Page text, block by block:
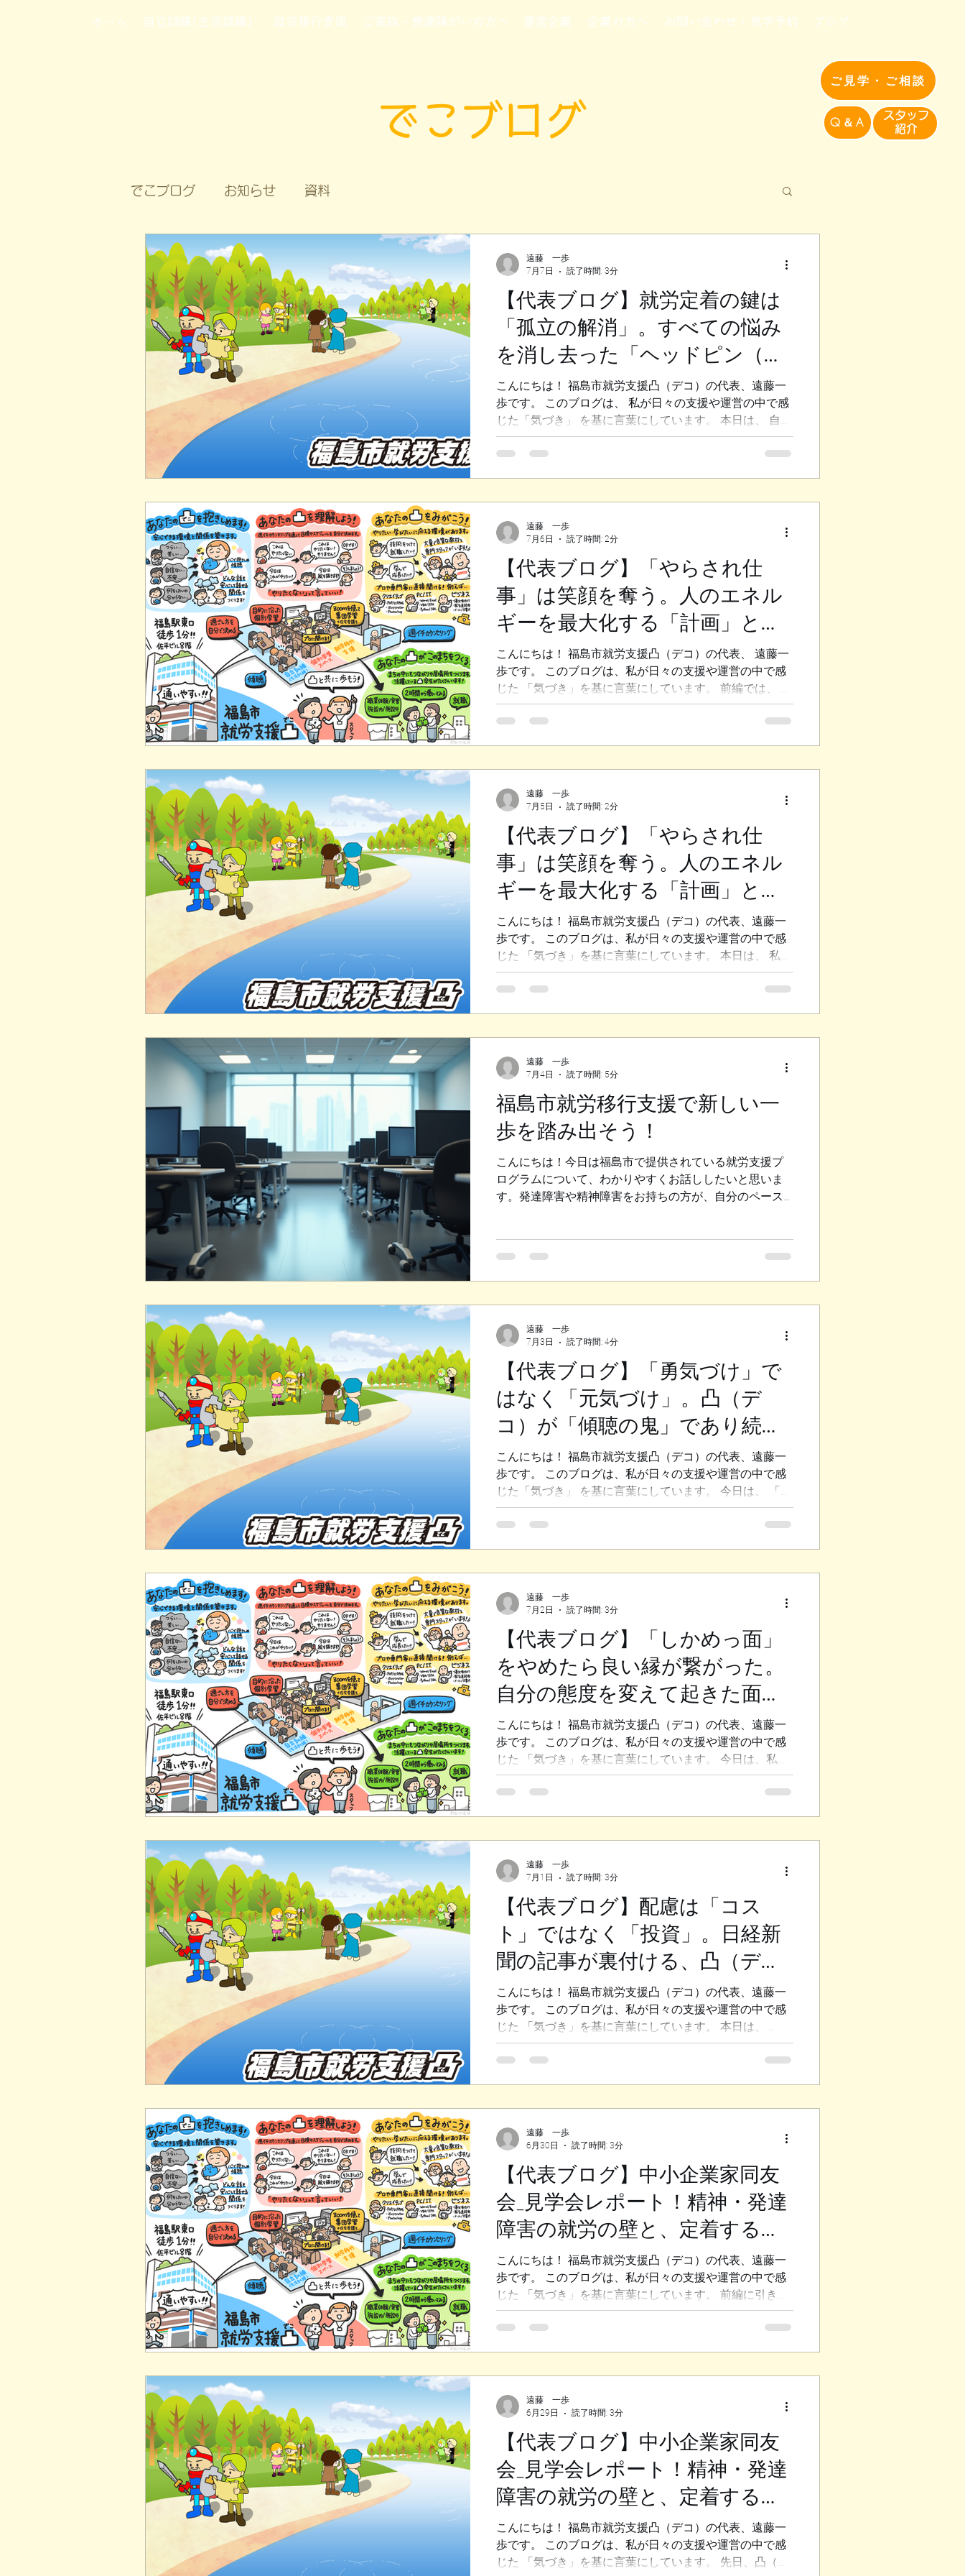
ご見学・ご相談
Q＆A
​スタッフ
紹介​
ホーム 自立訓練(生活訓練) 就労移行支援 ご家族・発達障がいの方へ 運営企業 企業の方へ お問い合わせ・見学予約 ブログ
でこブログ
でこブログ お知らせ 資料
【代表ブログ】就労定着の鍵は
「孤立の解消」。すべての悩み
を消し去った「ヘッドピン（本
質）」とは？
こんにちは！ 福島市就労支援凸（デコ）の代表、遠藤一
歩です。 このブログは、 私が日々の支援や運営の中で感
じた「気づき」 を基に言葉にしています。 本日は、 自立
訓練（生活訓練）と 就労移行支援を合わせて約4年間利用
し、 無事に就職されて現在 「就労定着支援」に入ってい
ベートの課題を抱えていた日々 その方は発達障害と適応
障害があり、 心身の体調が日々ジェットコースターのよ
うに変化する繊細な方でした。 人間関係の構築が好きで
上手な一面がある一方で、 調子を崩すとコミュニケーシ
ョンがうまくいかなくなり、 それに伴ってご家族やプラ
イベートでも様々な問題が起きていました。 ご家族も非
常に熱心で、 我々も本人とお母様を交えて定期的に面談
を重ねながら、 約4年間一緒に伴走してきました。 そし
て期間満了が近づいた頃、 「超短時間雇用」にご興味を
持ってくださった 一般企業の経営者様とマッチングし、
働き始めることになったのです。 ◆素晴らしい組織がも
たらした「
遠藤 一歩
7月7日
読了時間: 3分
【代表ブログ】「やらされ仕
事」は笑顔を奪う。人のエネル
ギーを最大化する「計画」と
「自己決定」（後編）
こんにちは！ 福島市就労支援凸（デコ）の代表、 遠藤一
歩です。 このブログは、私が日々の支援や運営の中で感
じた 「気づき」を基に言葉にしています。 前編では、 段
取りの悪いイベントで「やらされ仕事」をする スタッフ
の暗い表情についてお話ししました。 後編では、その対
織は「楽しそう」 私は別のボランティア団体にも参加し
ているのですが、 そこは先ほどのイベントとは全く空気
が違います。 その団体では 「いいイベントを作りたい」
という 目的が明確に共有されており、 小さなことでもよ
く話し合います。 もちろん役割や制約はあるのですが、
一人ひとりが自分のやるべきことを見出し、 適度な緊張
感を持ちながらも、 みんな本当に楽しそうに動いている
のです。 お金をもらわずに時間と労力を費やしていると
いう点では どちらも同じなのに、 なぜここまで雰囲気が
違うのでしょうか。 ◆「自分で決める」からエネルギー
が湧く その答えは、私自身の持論でもある 「人は、やり
たいこ
遠藤 一歩
7月6日
読了時間: 2分
【代表ブログ】「やらされ仕
事」は笑顔を奪う。人のエネル
ギーを最大化する「計画」と
「自己決定」（前編）
こんにちは！ 福島市就労支援凸（デコ）の代表、遠藤一
歩です。 このブログは、私が日々の支援や運営の中で感
じた 「気づき」を基に言葉にしています。 本日は、 私が
先日あるイベントにお手伝い（ブース出展） として参加
した際に経験した、 組織やチームのあり方について 深く
常に重要なテーマです。 ◆ゴールが見えないと、人は混
乱する そのイベントは、 残念ながら事前の段取りや計画
があまり機能しておらず、 関係者全体に情報が共有され
ていない状態でした。 会場のセッティング一つをとって
も、 完成形のイメージがなく、 誰が何をすればいいのか
分からないため、 参加したボランティアスタッフの方々
も待たされたり、 右往左往したりしていました。 原状復
帰（片付け）のルールも確認されないまま準備が進んで
いくなど、 現場はかなり混乱していました。 見かねた周
囲の人が情報をまとめ、 なんとか形にしていったという
遠藤 一歩
7月5日
読了時間: 2分
福島市就労移行支援で新しい一
歩を踏み出そう！
こんにちは！今日は福島市で提供されている就労支援プ
ログラムについて、わかりやすくお話ししたいと思いま
す。発達障害や精神障害をお持ちの方が、自分のペース
んあります。どんな内容なのか、どんな風に利用できる
労移行支援は、障害のある方が一般企業で働くための準
備をするためのプログラムです。ここでは、仕事に必要
なスキルを身につけるだけでなく、生活面のサポートも
受けられます。 例えば、パソコンの基本操作やコミュニ
ケーションの練習、体調管理の方法など、実践的な内容
が多いんです。しかも、スタッフの方が親身になって相
談に乗ってくれるので、安心して通えますよ。 個別のカ
リキュラム作成：一人ひとりのペースや目標に合わせて
プログラムを組みます。 職場体験や実習の機会：実際
遠藤 一歩
7月4日
読了時間: 5分
【代表ブログ】「勇気づけ」で
はなく「元気づけ」。凸（デ
コ）が「傾聴の鬼」であり続け
る理由
こんにちは！ 福島市就労支援凸（デコ）の代表、遠藤一
歩です。 このブログは、私が日々の支援や運営の中で感
じた「気づき」 を基に言葉にしています。 今日は、 「福
島市就労支援凸（デコ）って、 結局何をやっているとこ
ろなの？」という 根源的な問いに対して、 私なりの答え
なのは、「勇気づけ」ではないということです。 ◆人は
本来「やりたいことをやりたい」動物 なぜ「勇気づけ」
ではないのか。 それは、「勇気を出してやりなさいよ」
と促すことの裏には、 相手をこちらの意図する方向へ誘
導し、 コントロールしようとする力が働いてしまうから
です。 人間は本来、 「自分のやりたいことをやりたい」
生き物です。 私自身、 過去に大きな企業組織に20年勤め
ていましたが、 管理職になるにつれて枠組みに縛られ、
「人に言われたことをやらされる」息苦しさ を強く感じ
ていました。 だからこそ、 誰かにコントロールされるの
ではなく、 本人が本当にやりたいことを増幅させ、...
遠藤 一歩
7月3日
読了時間: 4分
【代表ブログ】「しかめっ面」
をやめたら良い縁が繋がった。
自分の態度を変えて起きた面白
い変化
こんにちは！ 福島市就労支援凸（デコ）の代表、遠藤一
歩です。 このブログは、私が日々の支援や運営の中で感
じた 「気づき」を基に言葉にしています。 今日は、私が
最近個人的に「意識して気をつけていること」と、 それ
によって起きた自分自身の面白い変化についてお話しし
合などに参加した時、 どのように過ごしていますか？ 人
が集まる場に行くと、 基本的には「自分には直接関係の
ない情報のやり取り」がされる時間 が少なからずありま
すよね。 お恥ずかしい話ですが、 以前の私はそうした時
間を「自分に得がないから無駄だな」 と感じてしまって
いました。 自分に関係のない話が続くと、自然と機嫌が
悪くなってしまい、 会議が終わればすぐに帰ろうとした
り、 きっと表情も険しく、 話しかけられてもトゲのある
態度をとってしまっていたと思います。 ◆「しかめっ
面」をやめ、明るく接するようにした しかし最近、私は
その態度を改めることにしました。 「せっかく人と人が
直接会う時間なのだか
遠藤 一歩
7月2日
読了時間: 3分
【代表ブログ】配慮は「コス
ト」ではなく「投資」。日経新
聞の記事が裏付ける、凸（デ
コ）が目指す障害者雇用の未来
こんにちは！ 福島市就労支援凸（デコ）の代表、遠藤一
歩です。 このブログは、私が日々の支援や運営の中で感
じた 「気づき」を基に言葉にしています。 本日は、
2026年6月23日付の日経新聞に掲載された 慶応義塾大学
名誉教授・中島隆信氏の記事を ご紹介しつつ、 私たち凸
発信してきた哲学がそのまま言語化されていることに深
く感動しました。 ◆法定雇用率という「数合わせ」の限
界 記事では、障害者雇用義務化から50年が経ち、 法定雇
用率が引き上げられる中で、 企業名公表を避けるための
「なり振り構わない数合わせ的な雇用」 に走る企業があ
ることに警鐘を鳴らしています。 精神・発達障害の方
は、 周囲の環境との不適合によって障害が顕在化しやす
いため、 一人ひとりの特性が全く異なります。 それなの
に、とにかく数字を達成しようと、 本人の特性に合わな
い環境へ一律に押し込んでしまえば、 当事者も現場も疲
弊してしまいます。 これは、 私が常々「目先の報酬のた
めの『押し
遠藤 一歩
7月1日
読了時間: 3分
【代表ブログ】中小企業家同友
会_見学会レポート！精神・発達
障害の就労の壁と、定着する職
場の秘密（後編）
こんにちは！ 福島市就労支援凸（デコ）の代表、遠藤一
歩です。 このブログは、私が日々の支援や運営の中で感
じた 「気づき」を基に言葉にしています。 前編に引き続
き、 先日開催した「中小企業家同友会_見学会」のレポー
トを お届けします。 今回は、新しい働き方と、就労定着
モデルとして、 説明会では「超短時間雇用」をご紹介し
ました。 これは、 東京大学の先端科学技術研究センター
（IDEAプロジェクト）が 提唱している働き方を参考にし
たものです。 「1日3時間」 「お皿洗いだけ」といったよ
うに、 職務と時間を徹底的に絞り込むことで、 当事者は
無理なく社会参加でき、 企業はピンポイントで人手不足
を解消できるという仕組みです。 凸（デコ）の仲介でこ
の働き方を導入した事例が、 先日福島民報様にも大きく
取り上げられ、 社会的な関心の高さを実感しています。
2. 定着する企業は「何回聞いても嫌な顔をしない」 説明
会には、 実際にうちの卒業生を雇用してくださって
遠藤 一歩
6月30日
読了時間: 3分
【代表ブログ】中小企業家同友
会_見学会レポート！精神・発達
障害の就労の壁と、定着する職
場の秘密（前編）
こんにちは！ 福島市就労支援凸（デコ）の代表、遠藤一
歩です。 このブログは、私が日々の支援や運営の中で感
じた 「気づき」を基に言葉にしています。 先日、凸（デ
遠藤 一歩
6月29日
読了時間: 3分